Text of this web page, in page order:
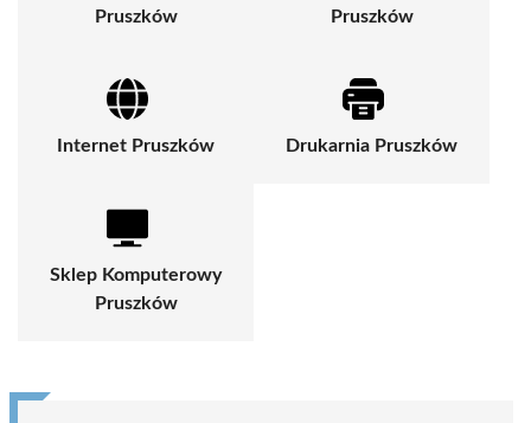
Pruszków
Pruszków
Internet Pruszków Drukarnia Pruszków
Sklep Komputerowy
Pruszków